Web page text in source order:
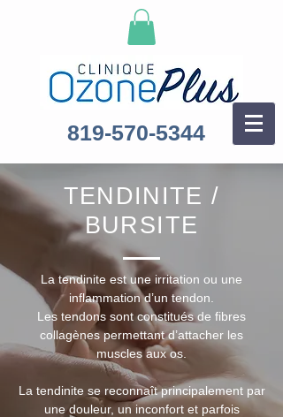
819-570-5344
TENDINITE /
BURSITE
La tendinite est une irritation ou une
inflammation d’un tendon.
Les tendons sont constitués de fibres
collagènes permettant d’attacher les
muscles aux os.
La tendinite se reconnaît principalement par
une douleur, un inconfort et parfois